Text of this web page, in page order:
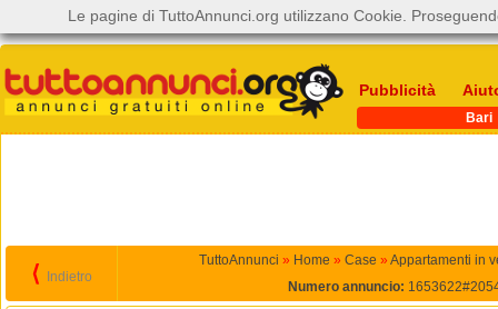
Pubblicità
Bari
⟨ Indietro
TuttoAnnunci » Home » Case » Appartamenti in
Numero annuncio:
Le pagine di TuttoAnnunci.org utilizzano Cookie.